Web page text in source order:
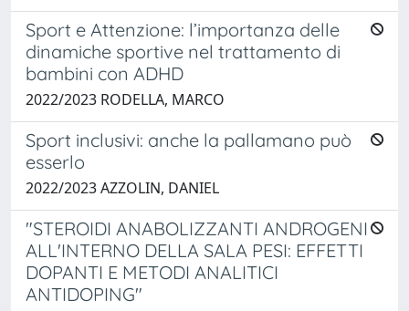
Sport e Attenzione: l’importanza delle
dinamiche sportive nel trattamento di
bambini con ADHD
2022/2023 RODELLA, MARCO
Sport inclusivi: anche la pallamano può
esserlo
2022/2023 AZZOLIN, DANIEL
"STEROIDI ANABOLIZZANTI ANDROGENI
ALL'INTERNO DELLA SALA PESI: EFFETTI
DOPANTI E METODI ANALITICI
ANTIDOPING"